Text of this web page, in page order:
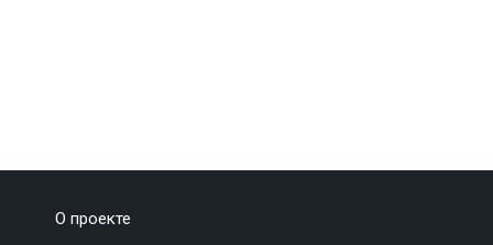
О проекте